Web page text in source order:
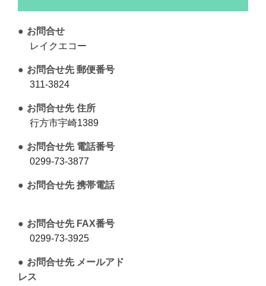
お問合せ
レイクエコー
お問合せ先 郵便番号
311-3824
お問合せ先 住所
行方市宇崎1389
お問合せ先 電話番号
0299-73-3877
お問合せ先 携帯電話
お問合せ先 FAX番号
0299-73-3925
お問合せ先 メールアド
レス